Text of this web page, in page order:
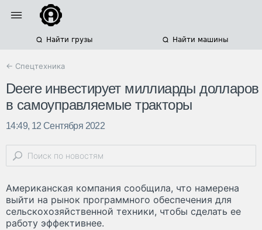
Найти грузы Найти машины
← Спецтехника
Deere инвестирует миллиарды долларов
в самоуправляемые тракторы
14:49, 12 Сентября 2022
Американская компания сообщила, что намерена
выйти на рынок программного обеспечения для
сельскохозяйственной техники, чтобы сделать ее
работу эффективнее.